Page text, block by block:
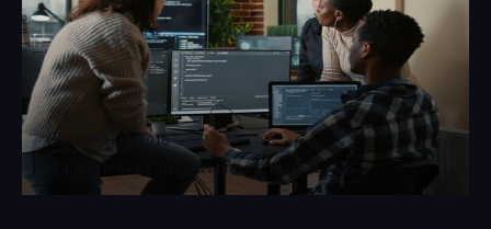
MARCH 15, 2018
Apple is hosting an education event on May 28